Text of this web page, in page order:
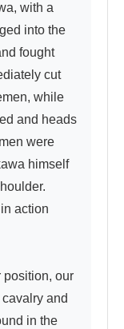
with a
into the
fought
cut
while
and heads
were
himself
action
position, our
and
in the